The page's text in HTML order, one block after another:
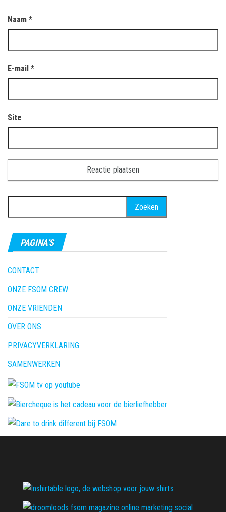
Naam *
E-mail *
Site
naar:
PAGINA’S
CONTACT
ONZE FSOM CREW
ONZE VRIENDEN
OVER ONS
PRIVACYVERKLARING
SAMENWERKEN